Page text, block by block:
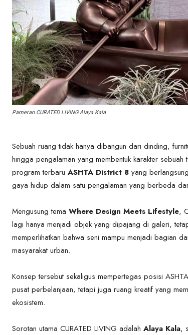
Pameran CURATED LIVING Alaya Kala
Sebuah ruang tidak hanya dibangun dari dinding,
hingga pengalaman yang membentuk karakter
program terbaru ASHTA District 8 yang
gaya hidup dalam satu pengalaman yang berbeda
Mengusung tema Where Design Meets Lifestyle,
lagi hanya menjadi objek yang dipajang di galeri,
memperlihatkan bahwa seni mampu menjadi bagian
masyarakat urban.
Konsep tersebut sekaligus mempertegas posisi
pusat perbelanjaan, tetapi juga ruang kreatif yang
ekosistem.
Sorotan utama CURATED LIVING adalah Alaya Kala,